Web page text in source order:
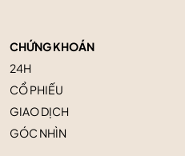
CHỨNG KHOÁN
24H
CỔ PHIẾU
GIAO DỊCH
GÓC NHÌN